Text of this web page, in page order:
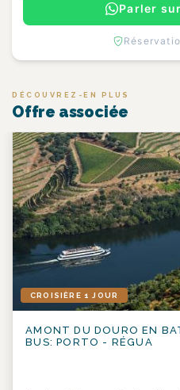
Parler
DÉCOUVREZ-EN PLUS
Offre associée
CROISIÈRE 1 JOUR
AMONT DU DOURO EN
BUS: PORTO - RÉGUA